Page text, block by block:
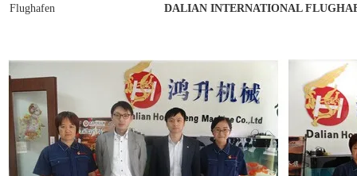
Flughafen
DALIAN INTERNATIONAL